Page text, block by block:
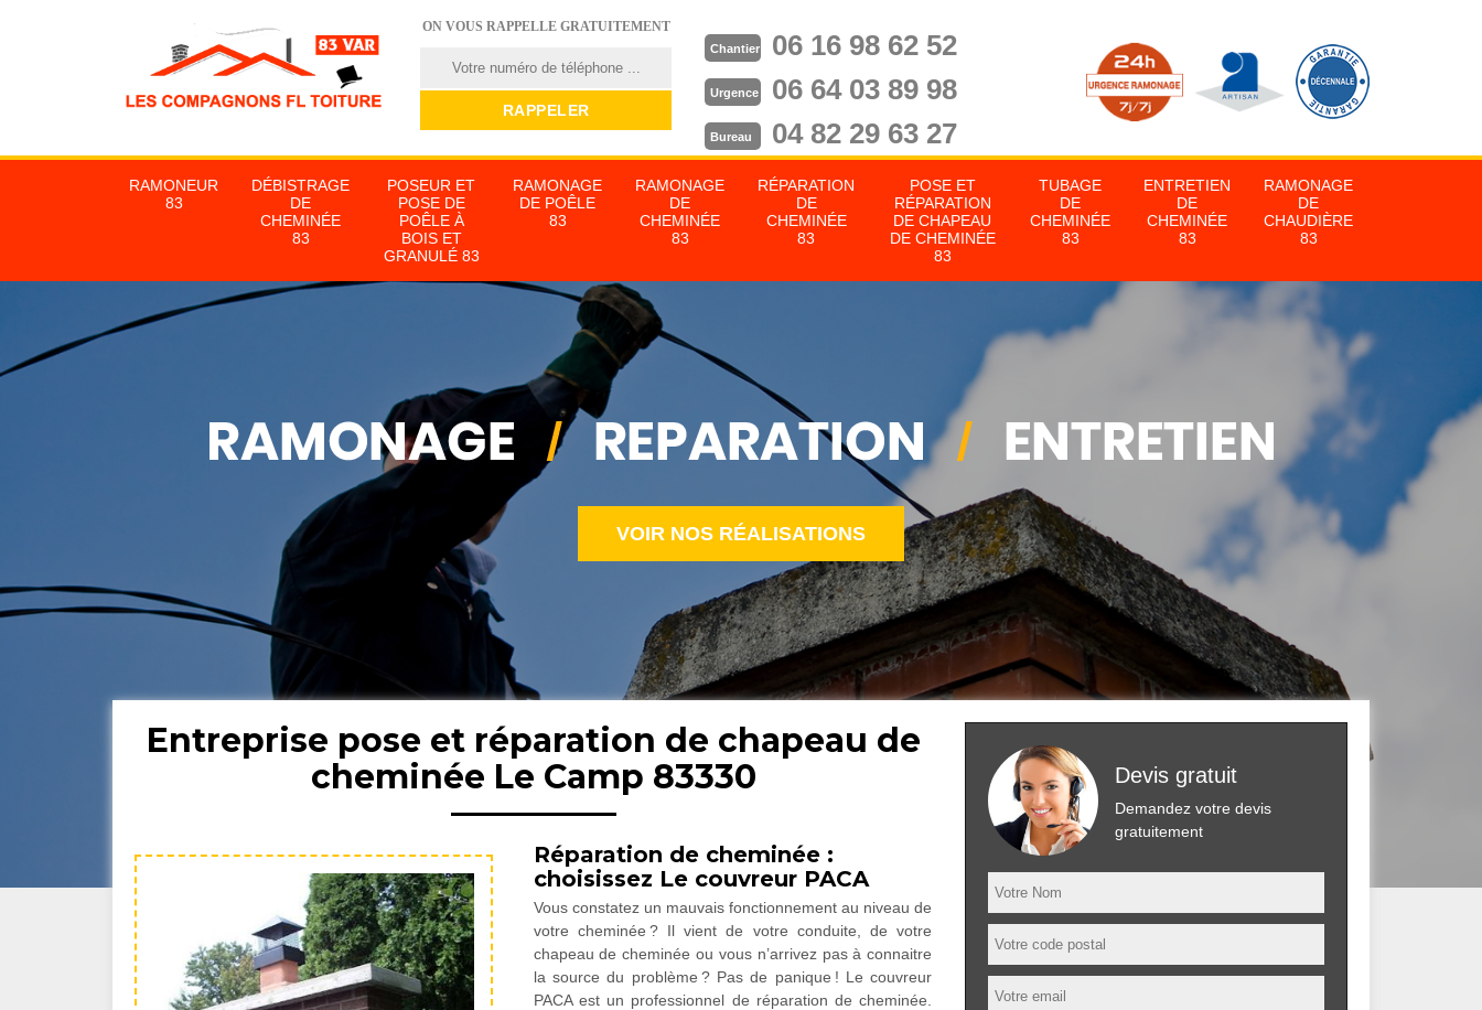
ON VOUS RAPPELLE GRATUITEMENT
Chantier 06 16 98 62 52
Urgence 06 64 03 89 98
Bureau 04 82 29 63 27
RAMONEUR
83
DÉBISTRAGE
DE
CHEMINÉE
83
POSEUR ET
POSE DE
POÊLE À
BOIS ET
GRANULÉ 83
RAMONAGE
DE POÊLE
83
RAMONAGE
DE
CHEMINÉE
83
RÉPARATION
DE
CHEMINÉE
83
POSE ET
RÉPARATION
DE CHAPEAU
DE CHEMINÉE
83
TUBAGE
DE
CHEMINÉE
83
ENTRETIEN
DE
CHEMINÉE
83
RAMONAGE
DE
CHAUDIÈRE
83
VOIR NOS RÉALISATIONS
Entreprise pose et réparation de chapeau de
cheminée Le Camp 83330
Réparation de cheminée :
choisissez Le couvreur PACA
Vous constatez un mauvais fonctionnement au niveau de
votre cheminée ? Il vient de votre conduite, de votre
chapeau de cheminée ou vous n’arrivez pas à connaitre
la source du problème ? Pas de panique ! Le couvreur
PACA est un professionnel de réparation de cheminée.
Devis gratuit
Demandez votre devis
gratuitement